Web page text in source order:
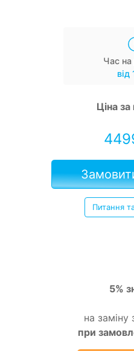
Час на
від
Ціна
Питання
5%
на заміну
при